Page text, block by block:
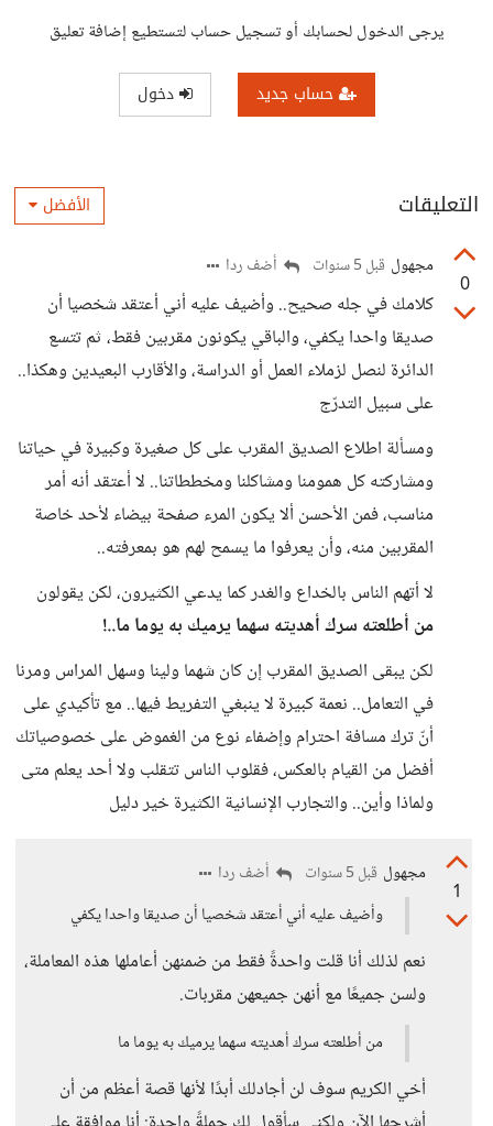
يرجى الدخول لحسابك أو تسجيل حساب لتستطيع إضافة تعليق
حساب جديد دخول
التعليقات الأفضل
0
مجهول قبل 5 سنوات أضف ردا
كلامك في جله صحيح.. وأضيف عليه أني أعتقد شخصيا أن
صديقا واحدا يكفي، والباقي يكونون مقربين فقط، ثم تتسع
الدائرة لنصل لزملاء العمل أو الدراسة، والأقارب البعيدين وهكذا..
على سبيل التدرّج
ومسألة اطلاع الصديق المقرب على كل صغيرة وكبيرة في حياتنا
ومشاركته كل همومنا ومشاكلنا ومخططاتنا.. لا أعتقد أنه أمر
مناسب، فمن الأحسن ألا يكون المرء صفحة بيضاء لأحد خاصة
المقربين منه، وأن يعرفوا ما يسمح لهم هو بمعرفته..
لا أتهم الناس بالخداع والغدر كما يدعي الكثيرون، لكن يقولون
من أطلعته سرك أهديته سهما يرميك به يوما ما..!
لكن يبقى الصديق المقرب إن كان شهما ولينا وسهل المراس ومرنا
في التعامل.. نعمة كبيرة لا ينبغي التفريط فيها.. مع تأكيدي على
أنّ ترك مسافة احترام وإضفاء نوع من الغموض على خصوصياتك
أفضل من القيام بالعكس، فقلوب الناس تتقلب ولا أحد يعلم متى
ولماذا وأين.. والتجارب الإنسانية الكثيرة خير دليل
1
مجهول قبل 5 سنوات
أضف ردا
وأضيف عليه أني أعتقد شخصيا أن صديقا واحدا يكفي
نعم لذلك أنا قلت واحدةً فقط من ضمنهن أعاملها هذه المعاملة،
ولسن جميعًا مع أنهن جميعهن مقربات.
من أطلعته سرك أهديته سهما يرميك به يوما ما
أخي الكريم سوف لن أجادلك أبدًا لأنها قصة أعظم من أن